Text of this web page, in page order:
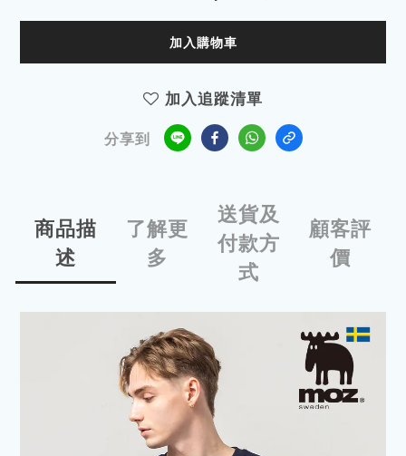
加入購物車
加入追蹤清單
分享到
商品描
述
了解更
多
送貨及
付款方
式
顧客評
價